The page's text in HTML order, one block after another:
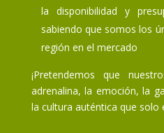
la disponibilidad y
sabiendo que somos los
región en el mercado
¡Pretendemos que
adrenalina, la emoción, la
la cultura auténtica que solo